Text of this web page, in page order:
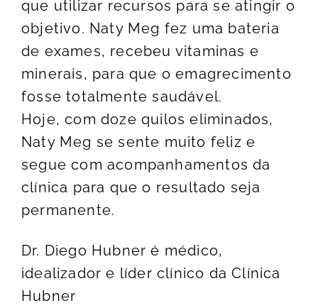
que utilizar recursos para se atingir o
objetivo. Naty Meg fez uma bateria
de exames, recebeu vitaminas e
minerais, para que o emagrecimento
fosse totalmente saudável.
Hoje, com doze quilos eliminados,
Naty Meg se sente muito feliz e
segue com acompanhamentos da
clínica para que o resultado seja
permanente.
Dr. Diego Hubner é médico,
idealizador e líder clínico da Clínica
Hubner